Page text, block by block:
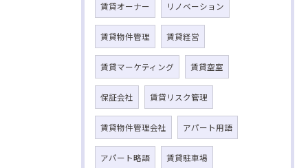
賃貸オーナー リノベーション
賃貸物件管理 賃貸経営
賃貸マーケティング 賃貸空室
保証会社 賃貸リスク管理
賃貸物件管理会社 アパート用語
アパート略語 賃貸駐車場